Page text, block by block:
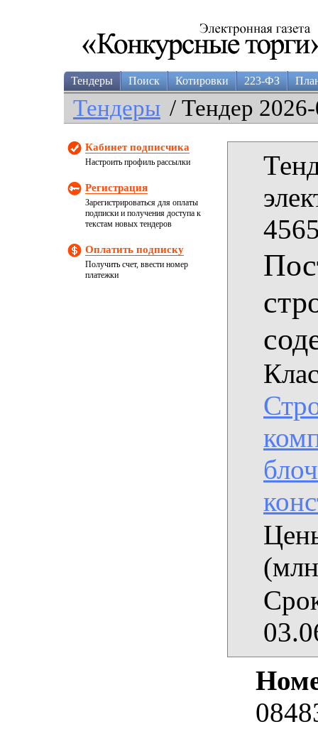
Тендеры Поиск Котировки 223-ФЗ
Тендеры / Тендер
Кабинет подписчика
Настроить профиль рассылки
Регистрация
Зарегистрироваться для оплаты
подписки и получения доступа к
текстам новых тендеров
Оплатить подписку
Получить счет, ввести номер
платежки